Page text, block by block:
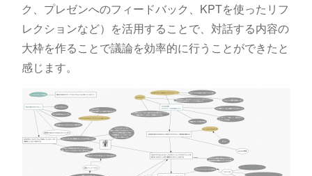
ク、プレゼンへのフィードバック、KPTを使ったリフ
レクションなど）を活用することで、対話する内容の
大枠を作ることで議論を効率的に行うことができたと
感じます。